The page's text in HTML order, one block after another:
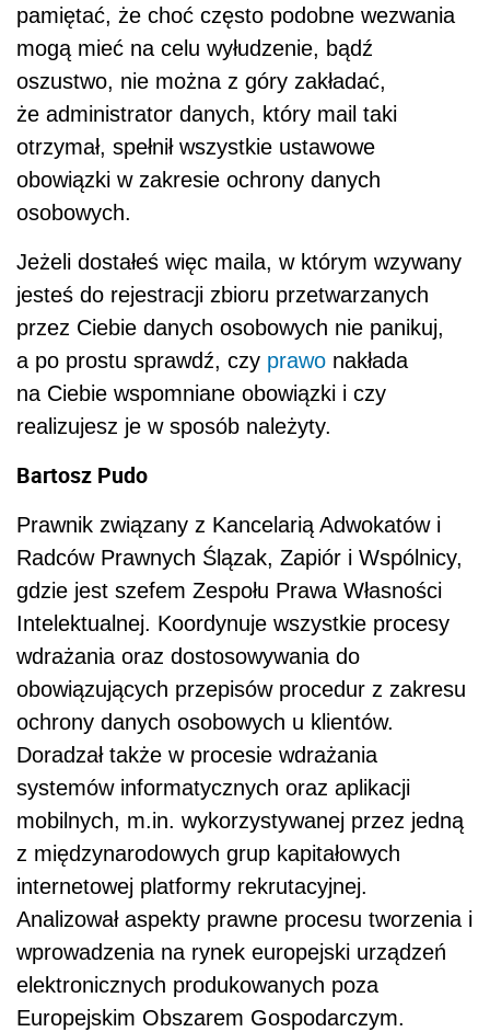
pamiętać, że choć często podobne wezwania
mogą mieć na celu wyłudzenie, bądź
oszustwo, nie można z góry zakładać,
że administrator danych, który mail taki
otrzymał, spełnił wszystkie ustawowe
obowiązki w zakresie ochrony danych
osobowych.
Jeżeli dostałeś więc maila, w którym wzywany
jesteś do rejestracji zbioru przetwarzanych
przez Ciebie danych osobowych nie panikuj,
a po prostu sprawdź, czy prawo nakłada
na Ciebie wspomniane obowiązki i czy
realizujesz je w sposób należyty.
Bartosz Pudo
Prawnik związany z Kancelarią Adwokatów i
Radców Prawnych Ślązak, Zapiór i Wspólnicy,
gdzie jest szefem Zespołu Prawa Własności
Intelektualnej. Koordynuje wszystkie procesy
wdrażania oraz dostosowywania do
obowiązujących przepisów procedur z zakresu
ochrony danych osobowych u klientów.
Doradzał także w procesie wdrażania
systemów informatycznych oraz aplikacji
mobilnych, m.in. wykorzystywanej przez jedną
z międzynarodowych grup kapitałowych
internetowej platformy rekrutacyjnej.
Analizował aspekty prawne procesu tworzenia i
wprowadzenia na rynek europejski urządzeń
elektronicznych produkowanych poza
Europejskim Obszarem Gospodarczym.